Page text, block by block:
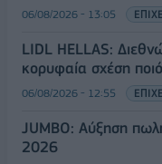
06/08/2026 - 13:05
LIDL HELLAS:
κορυφαία σχέση
06/08/2026 - 12:55
JUMBO: Αύξηση
2026